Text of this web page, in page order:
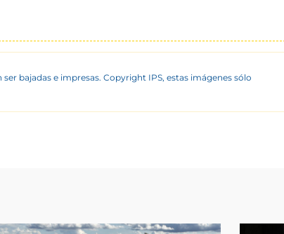
bajadas e impresas. Copyright IPS, estas imágenes sólo